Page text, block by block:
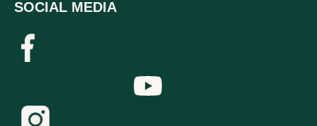
SOCIAL MEDIA